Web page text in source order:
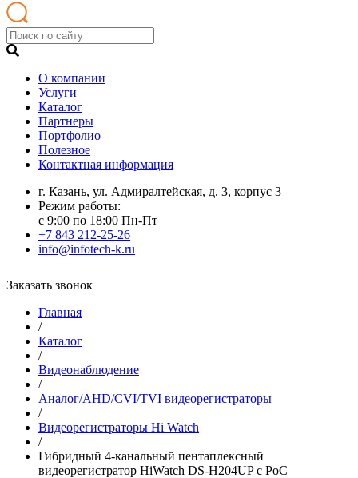
О компании
Услуги
Каталог
Партнеры
Портфолио
Полезное
Контактная информация
г. Казань, ул. Адмиралтейская, д. 3, корпус 3
Режим работы:
с 9:00 по 18:00 Пн-Пт
+7 843 212-25-26
info@infotech-k.ru
Заказать звонок
Главная
/
Каталог
/
Видеонаблюдение
/
Аналог/AHD/CVI/TVI видеорегистраторы
/
Видеорегистраторы Hi Watch
/
Гибридный 4-канальный пентаплексный
видеорегистратор HiWatch DS-H204UP с PoC